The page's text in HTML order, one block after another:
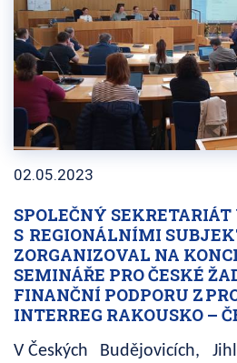
SPOLEČNÝ
S REGIONÁLNÍMI
ZORGANIZOVAL NA
SEMINÁŘE PRO ČESKÉ
FINANČNÍ PODPORU Z
INTERREG RAKOUSKO –
02.05.2023
V Českých Budějovicích,